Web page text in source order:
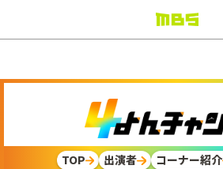
ドラマ
スポーツ
TOP 出演者 コーナー紹介